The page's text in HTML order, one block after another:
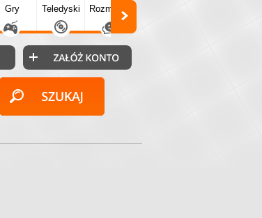
Gry Teledyski Rozmówki